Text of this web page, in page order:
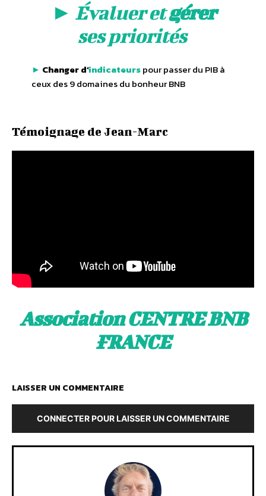
► Évaluer etgérer
ses priorités
► Changer d’indicateurspour passer du PIB à
ceux des 9 domaines du bonheur BNB
Témoignage de Jean-Marc
Association CENTRE BNB
FRANCE
LAISSER UN COMMENTAIRE
CONNECTER POUR LAISSER UN COMMENTAIRE